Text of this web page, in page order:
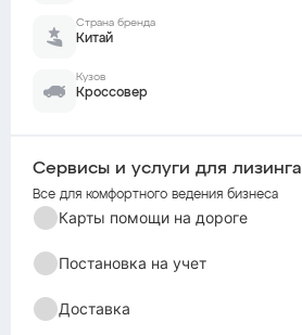
Страна бренда
Китай
Кузов
Кроссовер
Сервисы и услуги для лизинга
Все для комфортного ведения бизнеса
Карты помощи на дороге
Постановка на учет
Доставка